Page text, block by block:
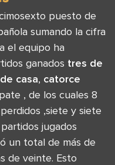
puesto de
sumando la cifra
el equipo ha
ganados tres de
casa, catorce
, de los cuales 8
,siete y siete
jugados
un total de más de
de veinte. Esto